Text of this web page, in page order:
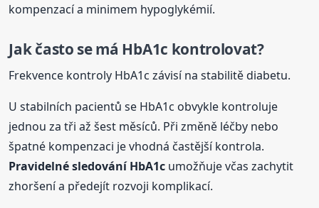
kompenzací a minimem hypoglykémií.
Jak často se má HbA1c kontrolovat?
Frekvence kontroly HbA1c závisí na stabilitě diabetu.
U stabilních pacientů se HbA1c obvykle kontroluje
jednou za tři až šest měsíců. Při změně léčby nebo
špatné kompenzaci je vhodná častější kontrola.
Pravidelné sledování HbA1c umožňuje včas zachytit
zhoršení a předejít rozvoji komplikací.